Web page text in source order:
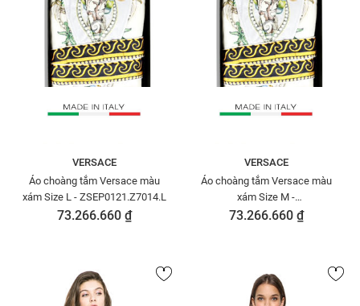
VERSACE
Áo choàng tắm Versace màu
xám Size L - ZSEP0121.Z7014.L
73.266.660 ₫
VERSACE
Áo choàng tắm Versace màu
xám Size M -
ZSEP0121.Z7014.M
73.266.660 ₫